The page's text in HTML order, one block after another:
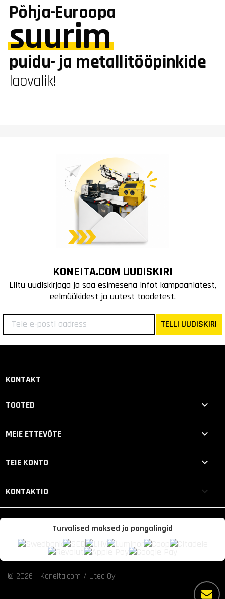
Põhja-Euroopa
suurim
puidu- ja metallitööpinkide
laovalik!
KONEITA.COM UUDISKIRI
Liitu uudiskirjaga ja saa esimesena infot kampaaniatest,
eelmüükidest ja uutest toodetest.
TELLI UUDISKIRI
KONTAKT
TOOTED 
MEIE ETTEVÕTE 
TEIE KONTO 
KONTAKTID keyboard_arrow_down
Turvalised maksed ja pangalingid
© 2026 - Koneita.com / Utec Oy